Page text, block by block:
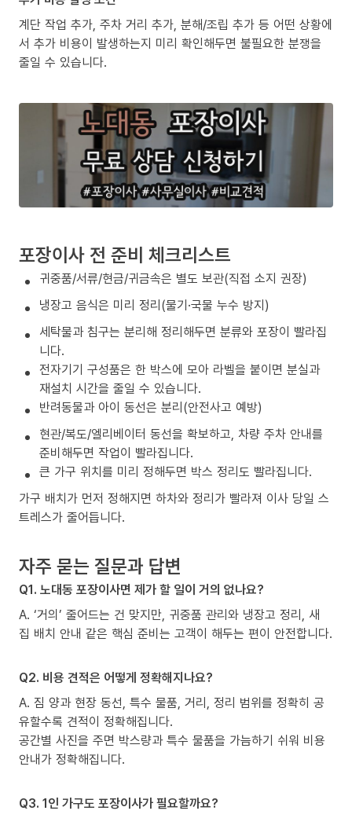
계단 작업 추가, 주차 거리 추가, 분해/조립 추가 등 어떤 상황에
서 추가 비용이 발생하는지 미리 확인해두면 불필요한 분쟁을
줄일 수 있습니다.
포장이사 전 준비 체크리스트
귀중품/서류/현금/귀금속은 별도 보관(직접 소지 권장)
냉장고 음식은 미리 정리(물기·국물 누수 방지)
세탁물과 침구는 분리해 정리해두면 분류와 포장이 빨라집
니다.
전자기기 구성품은 한 박스에 모아 라벨을 붙이면 분실과
재설치 시간을 줄일 수 있습니다.
반려동물과 아이 동선은 분리(안전사고 예방)
현관/복도/엘리베이터 동선을 확보하고, 차량 주차 안내를
준비해두면 작업이 빨라집니다.
큰 가구 위치를 미리 정해두면 박스 정리도 빨라집니다.
가구 배치가 먼저 정해지면 하차와 정리가 빨라져 이사 당일 스
트레스가 줄어듭니다.
자주 묻는 질문과 답변
Q1. 노대동 포장이사면 제가 할 일이 거의 없나요?
A. ‘거의’ 줄어드는 건 맞지만, 귀중품 관리와 냉장고 정리, 새
집 배치 안내 같은 핵심 준비는 고객이 해두는 편이 안전합니다.
Q2. 비용 견적은 어떻게 정확해지나요?
A. 짐 양과 현장 동선, 특수 물품, 거리, 정리 범위를 정확히 공
유할수록 견적이 정확해집니다.
공간별 사진을 주면 박스량과 특수 물품을 가늠하기 쉬워 비용
안내가 정확해집니다.
Q3. 1인 가구도 포장이사가 필요할까요?